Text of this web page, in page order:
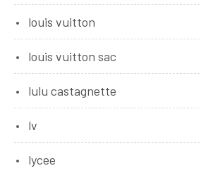
louis vuitton
louis vuitton sac
lulu castagnette
lv
lycee